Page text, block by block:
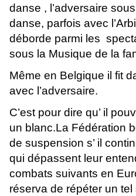
danse , l’adversaire
danse, parfois avec
déborde parmi les
sous la Musique de la
Même en Belgique il fit
avec l’adversaire.
C’est pour dire qu’ il
un blanc.La Fédération
de suspension s’ il
qui dépassent leur
combats suivants en
réserva de répéter un